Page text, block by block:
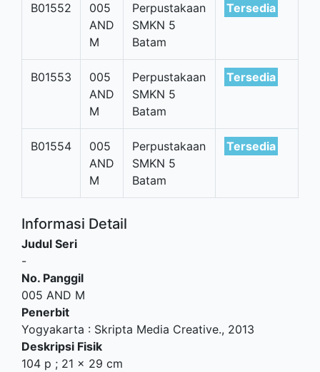
B01552
005
AND
M
Perpustakaan
SMKN 5
Batam
Tersedia
B01553
005
AND
M
Perpustakaan
SMKN 5
Batam
Tersedia
B01554
005
AND
M
Perpustakaan
SMKN 5
Batam
Tersedia
Informasi Detail
Judul Seri
-
No. Panggil
005 AND M
Penerbit
Yogyakarta : Skripta Media Creative., 2013
Deskripsi Fisik
104 p ; 21 x 29 cm